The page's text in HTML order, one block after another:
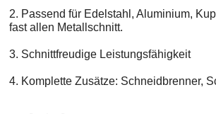
2. Passend für Edelstahl, Aluminium,
fast allen Metallschnitt.
3. Schnittfreudige Leistungsfähigkeit
4. Komplette Zusätze: Schneidbrenner,